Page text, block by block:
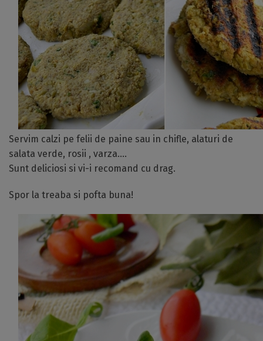
Servim calzi pe felii de paine sau in chifle, alaturi de
salata verde, rosii , varza….
Sunt deliciosi si vi-i recomand cu drag.
Spor la treaba si pofta buna!